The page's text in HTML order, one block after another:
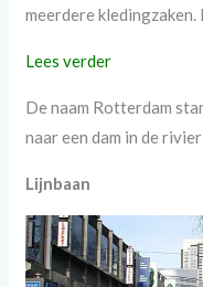
meerdere
Lees verder
De naam Rotterdam
naar een dam in de
Lijnbaan